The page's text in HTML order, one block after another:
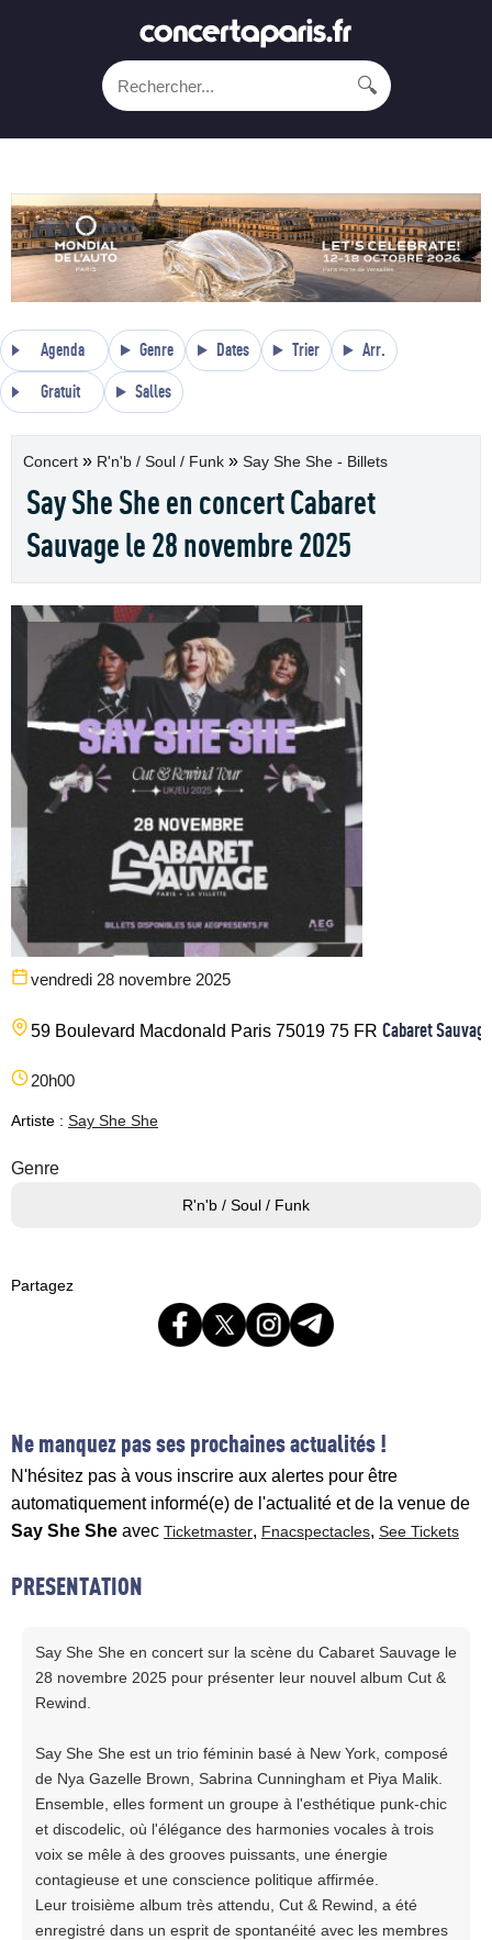
🔍
Agenda Genre Dates Trier Arr.
Gratuit Salles
Concert » R'n'b / Soul / Funk » Say She She - Billets
Say She She en concert Cabaret
Sauvage le 28 novembre 2025
vendredi 28 novembre 2025
59 Boulevard Macdonald Paris 75019 75 FR Cabaret Sauvage
20h00
Artiste : Say She She
Genre
R'n'b / Soul / Funk
Partagez
Ne manquez pas ses prochaines actualités !
N'hésitez pas à vous inscrire aux alertes pour être
automatiquement informé(e) de l'actualité et de la venue de
Say She She avec Ticketmaster, Fnacspectacles, See Tickets
PRESENTATION
Say She She en concert sur la scène du Cabaret Sauvage le
28 novembre 2025 pour présenter leur nouvel album Cut &
Rewind.
Say She She est un trio féminin basé à New York, composé
de Nya Gazelle Brown, Sabrina Cunningham et Piya Malik.
Ensemble, elles forment un groupe à l'esthétique punk-chic
et discodelic, où l'élégance des harmonies vocales à trois
voix se mêle à des grooves puissants, une énergie
contagieuse et une conscience politique affirmée.
Leur troisième album très attendu, Cut & Rewind, a été
enregistré dans un esprit de spontanéité avec les membres